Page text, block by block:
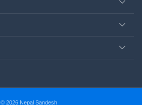
© 2026 Nepal Sandesh